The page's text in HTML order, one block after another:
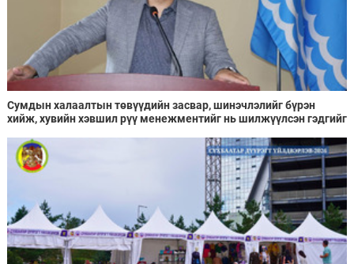
Сумдын халаалтын төвүүдийн засвар, шинэчлэлийг бүрэн
хийж, хувийн хэвшил рүү менежментийг нь шилжүүлсэн гэдгийг